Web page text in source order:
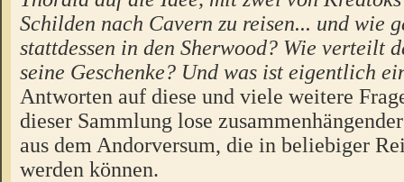
Schilden nach Cavern zu reisen... und wie
stattdessen in den Sherwood? Wie verteilt
seine Geschenke? Und was ist eigentlich
Antworten auf diese und viele weitere
dieser Sammlung lose
aus dem Andorversum, die in beliebiger
werden können.